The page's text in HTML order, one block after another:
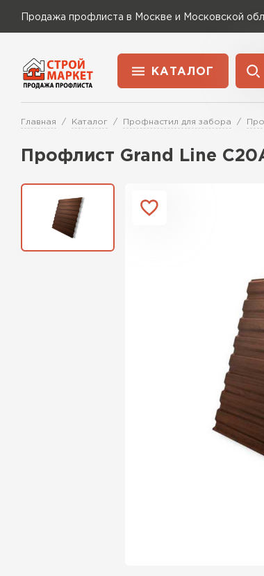
Продажа профлиста в Москве и Московской
КАТАЛОГ
Применение
Для забора
Главная Каталог Профнастил для забора
Профлист Grand Line